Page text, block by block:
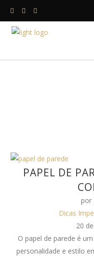
PAPEL DE
por
Dicas
20
O papel de parede é
personalidade e estilo